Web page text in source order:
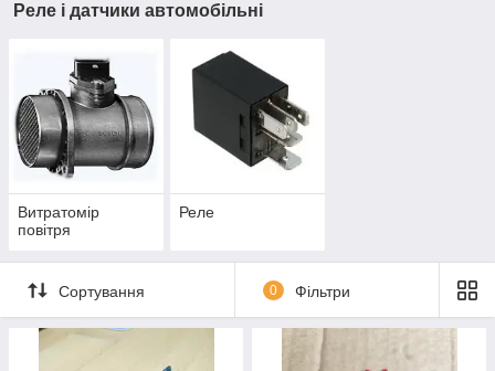
Реле і датчики автомобільні
Витратомір
повітря
Реле
Сортування 0 Фільтри